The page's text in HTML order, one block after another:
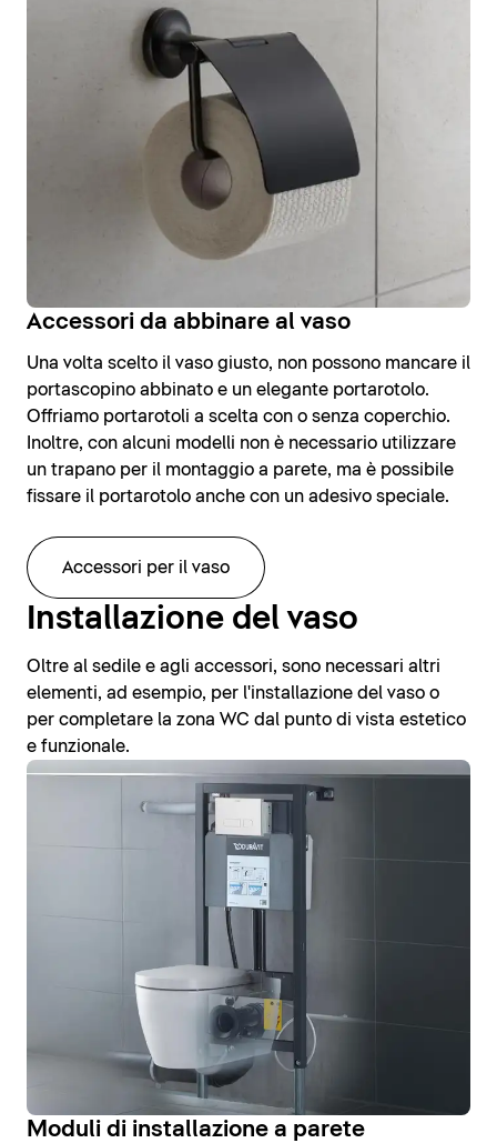
Accessori da abbinare al vaso
Una volta scelto il vaso giusto, non possono mancare il
portascopino abbinato e un elegante portarotolo.
Offriamo portarotoli a scelta con o senza coperchio.
Inoltre, con alcuni modelli non è necessario utilizzare
un trapano per il montaggio a parete, ma è possibile
fissare il portarotolo anche con un adesivo speciale.
Accessori per il vaso
Installazione del vaso
Oltre al sedile e agli accessori, sono necessari altri
elementi, ad esempio, per l'installazione del vaso o
per completare la zona WC dal punto di vista estetico
e funzionale.
Moduli di installazione a parete